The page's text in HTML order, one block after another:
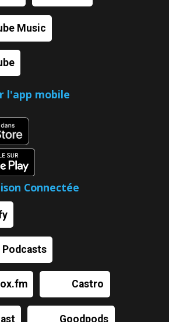
Music
l'app mobile
Connectée
Podcasts
Castro
Goodpods